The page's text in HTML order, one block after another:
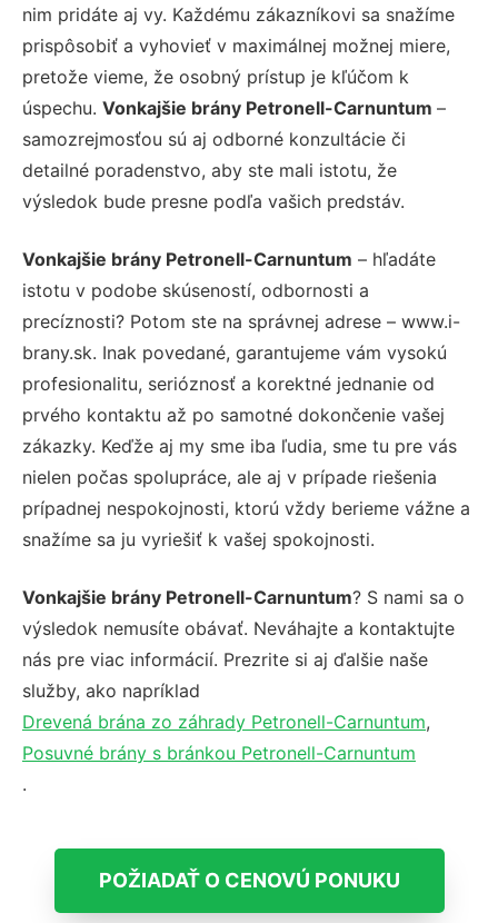
nim pridáte aj vy. Každému zákazníkovi sa snažíme
prispôsobiť a vyhovieť v maximálnej možnej miere,
pretože vieme, že osobný prístup je kľúčom k
úspechu. Vonkajšie brány Petronell-Carnuntum –
samozrejmosťou sú aj odborné konzultácie či
detailné poradenstvo, aby ste mali istotu, že
výsledok bude presne podľa vašich predstáv.
Vonkajšie brány Petronell-Carnuntum – hľadáte
istotu v podobe skúseností, odbornosti a
precíznosti? Potom ste na správnej adrese – www.i-
brany.sk. Inak povedané, garantujeme vám vysokú
profesionalitu, serióznosť a korektné jednanie od
prvého kontaktu až po samotné dokončenie vašej
zákazky. Keďže aj my sme iba ľudia, sme tu pre vás
nielen počas spolupráce, ale aj v prípade riešenia
prípadnej nespokojnosti, ktorú vždy berieme vážne a
snažíme sa ju vyriešiť k vašej spokojnosti.
Vonkajšie brány Petronell-Carnuntum? S nami sa o
výsledok nemusíte obávať. Neváhajte a kontaktujte
nás pre viac informácií. Prezrite si aj ďalšie naše
služby, ako napríklad
Drevená brána zo záhrady Petronell-Carnuntum,
Posuvné brány s bránkou Petronell-Carnuntum
.
POŽIADAŤ O CENOVÚ PONUKU